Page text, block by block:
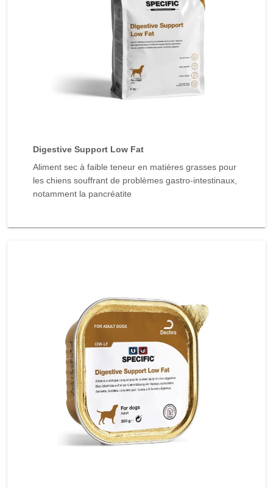
Digestive Support Low Fat
Aliment sec à faible teneur en matières grasses pour
les chiens souffrant de problèmes gastro-intestinaux,
notamment la pancréatite